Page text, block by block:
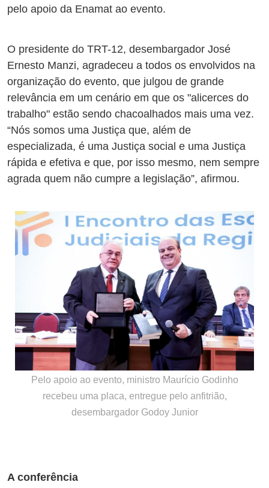
pelo apoio da Enamat ao evento.
O presidente do TRT-12, desembargador José
Ernesto Manzi, agradeceu a todos os envolvidos na
organização do evento, que julgou de grande
relevância em um cenário em que os "alicerces do
trabalho" estão sendo chacoalhados mais uma vez.
“Nós somos uma Justiça que, além de
especializada, é uma Justiça social e uma Justiça
rápida e efetiva e que, por isso mesmo, nem sempre
agrada quem não cumpre a legislação”, afirmou.
Pelo apoio ao evento, ministro Maurício Godinho
recebeu uma placa, entregue pelo anfitrião,
desembargador Godoy Junior
A conferência